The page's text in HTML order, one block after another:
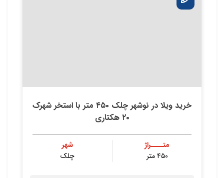
خرید ویلا در نوشهر چلک ۴۵۰ متر با استخر شهرک
۲۰ هکتاری
متــــراژ
۴۵۰ متر
شهر
چلک